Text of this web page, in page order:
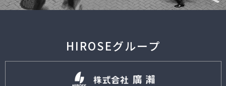
HIROSEグループ